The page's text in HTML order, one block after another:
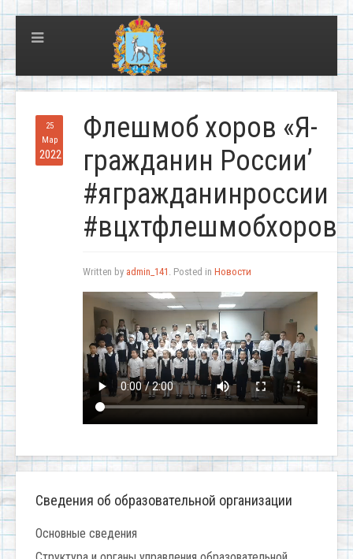
25
Мар
2022
Флешмоб хоров «Я-
гражданин России’
#ягражданинроссии
#вцхтфлешмобхоров
Written by admin_141 . Posted in Новости
Сведения об образовательной организации
Основные сведения